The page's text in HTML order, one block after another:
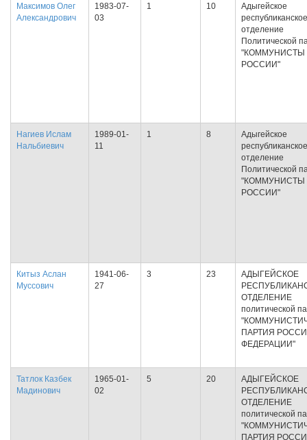
Максимов Олег
Александрович
1983-07-
03
1 10
Адыгейское
республиканское
отделение
Политической
"КОММУНИСТЫ
РОССИИ"
Нагиев Ислам
Нальбиевич
1989-01-
11
1 8
Адыгейское
республиканское
отделение
Политической
"КОММУНИСТЫ
РОССИИ"
Китыз Аслан
Муссович
1941-06-
27
3 23
АДЫГЕЙСКОЕ
ОТДЕЛЕНИЕ
политической
ПАРТИЯ
ФЕДЕРАЦИИ"
Татлок Казбек
Мадинович
1965-01-
02
5 20
АДЫГЕЙСКОЕ
ОТДЕЛЕНИЕ
политической
ПАРТИЯ